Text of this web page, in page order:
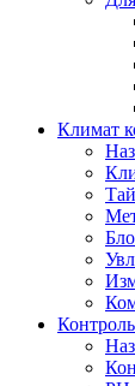
Климат